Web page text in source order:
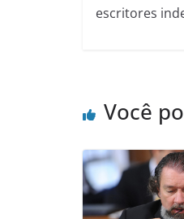
escritores
Você